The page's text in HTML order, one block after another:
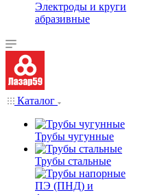
Электроды и круги
абразивные
Каталог
Трубы чугунные
Трубы стальные